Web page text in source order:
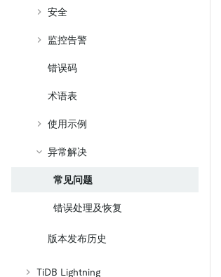
安全
监控告警
错误码
术语表
使用示例
异常解决
常见问题
错误处理及恢复
版本发布历史
TiDB Lightning